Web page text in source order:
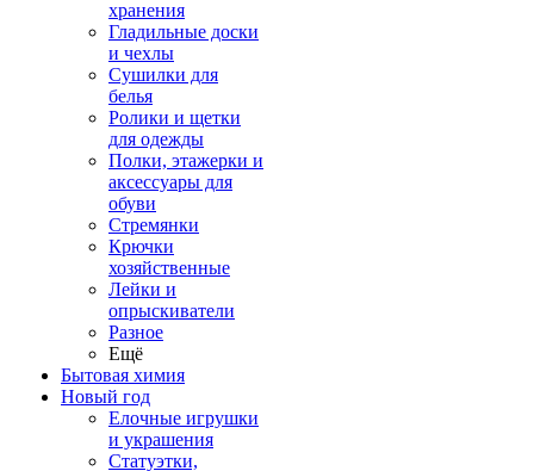
хранения
Гладильные доски
и чехлы
Сушилки для
белья
Ролики и щетки
для одежды
Полки, этажерки и
аксессуары для
обуви
Стремянки
Крючки
хозяйственные
Лейки и
опрыскиватели
Разное
Ещё
Бытовая химия
Новый год
Елочные игрушки
и украшения
Статуэтки,